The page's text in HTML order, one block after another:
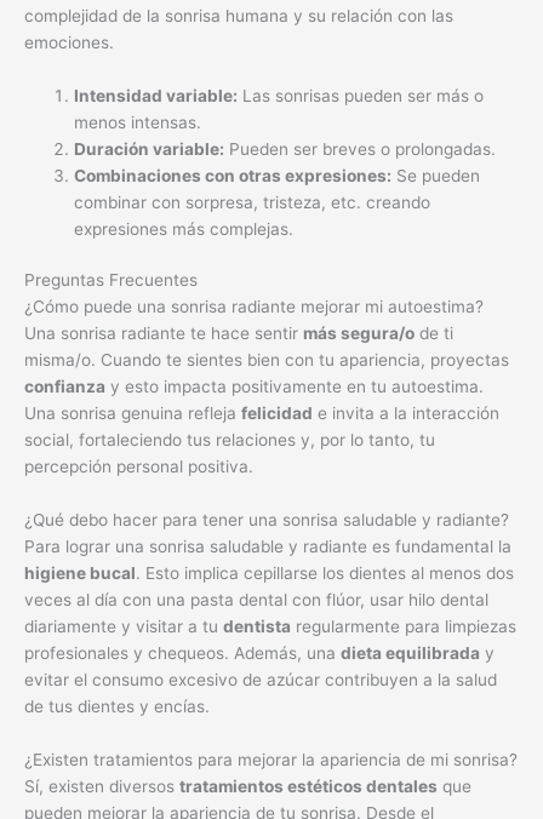
complejidad de la sonrisa humana y su relación con las
emociones.
Intensidad variable: Las sonrisas pueden ser más o
menos intensas.
Duración variable: Pueden ser breves o prolongadas.
Combinaciones con otras expresiones: Se pueden
combinar con sorpresa, tristeza, etc. creando
expresiones más complejas.
Preguntas Frecuentes
¿Cómo puede una sonrisa radiante mejorar mi autoestima?
Una sonrisa radiante te hace sentir más segura/o de ti
misma/o. Cuando te sientes bien con tu apariencia, proyectas
confianza y esto impacta positivamente en tu autoestima.
Una sonrisa genuina refleja felicidad e invita a la interacción
social, fortaleciendo tus relaciones y, por lo tanto, tu
percepción personal positiva.
¿Qué debo hacer para tener una sonrisa saludable y radiante?
Para lograr una sonrisa saludable y radiante es fundamental la
higiene bucal. Esto implica cepillarse los dientes al menos dos
veces al día con una pasta dental con flúor, usar hilo dental
diariamente y visitar a tu dentista regularmente para limpiezas
profesionales y chequeos. Además, una dieta equilibrada y
evitar el consumo excesivo de azúcar contribuyen a la salud
de tus dientes y encías.
¿Existen tratamientos para mejorar la apariencia de mi sonrisa?
Sí, existen diversos tratamientos estéticos dentales que
pueden mejorar la apariencia de tu sonrisa. Desde el